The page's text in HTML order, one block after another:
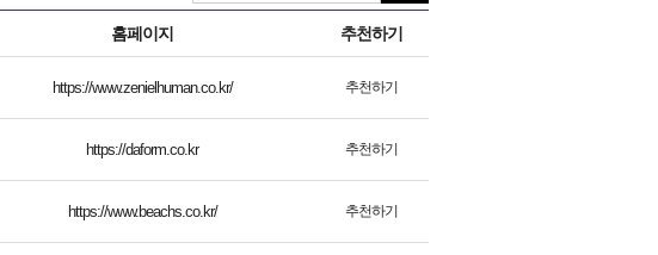
홈페이지 추천하기
https://www.zenielhuman.co.kr/ 추천하기
https://daform.co.kr 추천하기
https://www.beachs.co.kr/ 추천하기